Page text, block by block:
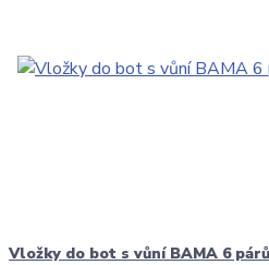
Vložky do bot s vůní BAMA 6 párů